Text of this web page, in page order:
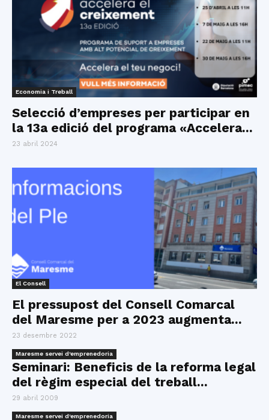
Economia i Treball
Selecció d’empreses per participar en
la 13a edició del programa «Accelera...
23 abril 2024
El Consell
El pressupost del Consell Comarcal
del Maresme per a 2023 augmenta...
23 desembre 2022
Maresme servei d'emprenedoria
Seminari: Beneficis de la reforma legal
del règim especial del treball...
29 abril 2009
Maresme servei d'emprenedoria